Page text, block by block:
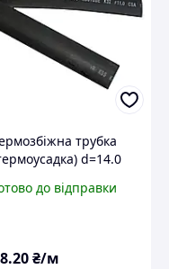
трубка
d=14.0
до відправки
.20₴/м